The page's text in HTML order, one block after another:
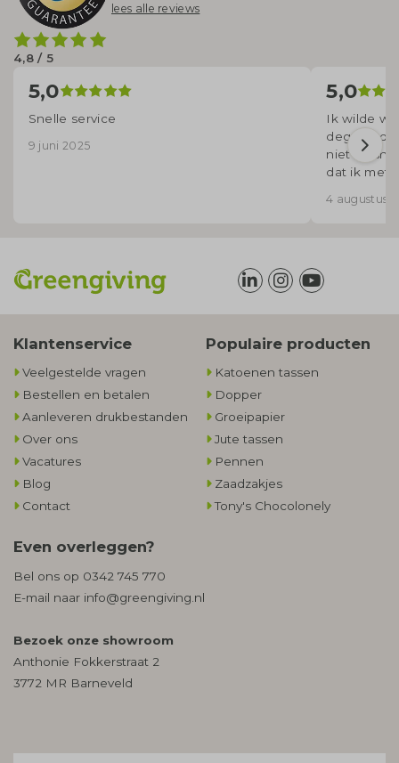
4,8 / 5
lees alle reviews
5,0
Snelle service
9 juni 2025
5,0
Ik wilde
degene
niet zo
dat ik met
korte
4 augustus
Klantenservice
Veelgestelde vragen
Bestellen en betalen
Aanleveren drukbestanden
Over ons
Vacatures
Blog
Contact
Populaire producten
Katoenen tassen
Dopper
Groeipapier
Jute tassen
Pennen
Zaadzakjes
Tony's Chocolonely
Even overleggen?
Bel ons op 0342 745 770
E-mail naar info@greengiving.nl
Bezoek onze showroom
Anthonie Fokkerstraat 2
3772 MR Barneveld